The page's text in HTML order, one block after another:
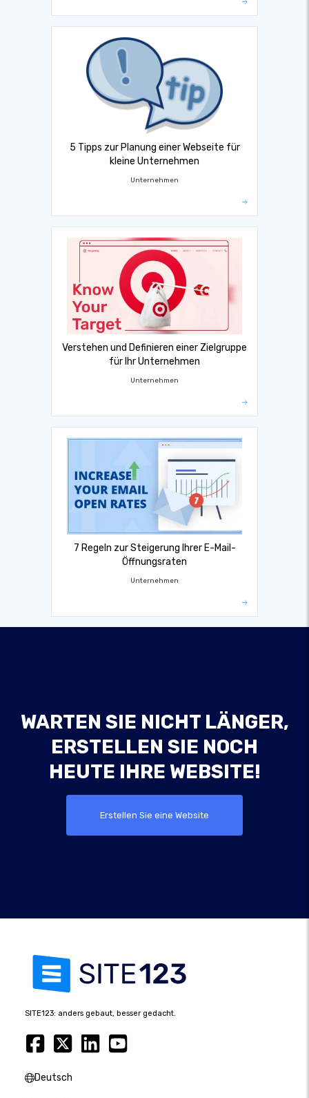
5 Tipps zur Planung einer Webseite für
kleine Unternehmen
Unternehmen
Verstehen und Definieren einer Zielgruppe
für Ihr Unternehmen
Unternehmen
7 Regeln zur Steigerung Ihrer E-Mail-
Öffnungsraten
Unternehmen
WARTEN SIE NICHT LÄNGER,
ERSTELLEN SIE NOCH
HEUTE IHRE WEBSITE!
Erstellen Sie eine Website
SITE123: anders gebaut, besser gedacht.
Deutsch